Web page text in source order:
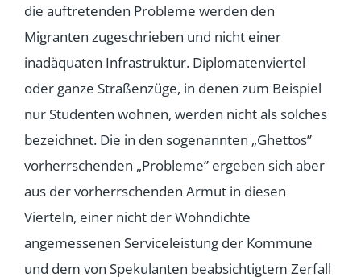
die auftretenden Probleme werden den
Migranten zugeschrieben und nicht einer
inadäquaten Infrastruktur. Diplomatenviertel
oder ganze Straßenzüge, in denen zum Beispiel
nur Studenten wohnen, werden nicht als solches
bezeichnet. Die in den sogenannten „Ghettos”
vorherrschenden „Probleme” ergeben sich aber
aus der vorherrschenden Armut in diesen
Vierteln, einer nicht der Wohndichte
angemessenen Serviceleistung der Kommune
und dem von Spekulanten beabsichtigtem Zerfall